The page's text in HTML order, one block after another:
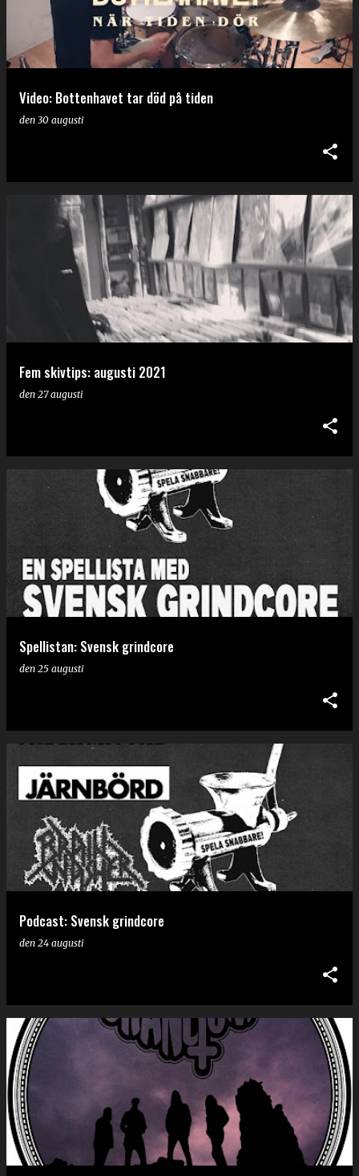
Video: Bottenhavet tar död på tiden
den 30 augusti
Fem skivtips: augusti 2021
den 27 augusti
Spellistan: Svensk grindcore
den 25 augusti
Podcast: Svensk grindcore
den 24 augusti